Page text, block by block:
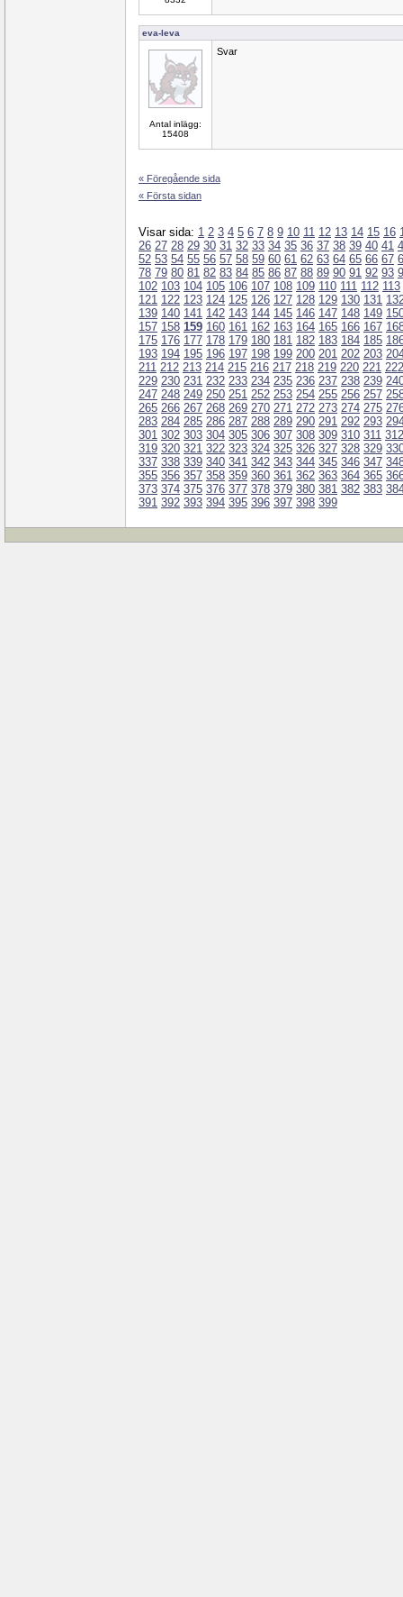
eva-leva
Antal inlägg:
15408
Svar
« Föregående sida
« Första sidan
Visar sida: 1 2 3 4 5 6 7 8 9 10 11 12 13 14 15 16
26 27 28 29 30 31 32 33 34 35 36 37 38 39 40 41
52 53 54 55 56 57 58 59 60 61 62 63 64 65 66 67
78 79 80 81 82 83 84 85 86 87 88 89 90 91 92 93
102 103 104 105 106 107 108 109 110 111 112 113
121 122 123 124 125 126 127 128 129 130 131
139 140 141 142 143 144 145 146 147 148 149
157 158 159 160 161 162 163 164 165 166 167
175 176 177 178 179 180 181 182 183 184 185
193 194 195 196 197 198 199 200 201 202 203
211 212 213 214 215 216 217 218 219 220 221 222
229 230 231 232 233 234 235 236 237 238 239
247 248 249 250 251 252 253 254 255 256 257
265 266 267 268 269 270 271 272 273 274 275
283 284 285 286 287 288 289 290 291 292 293
301 302 303 304 305 306 307 308 309 310 311 312
319 320 321 322 323 324 325 326 327 328 329
337 338 339 340 341 342 343 344 345 346 347
355 356 357 358 359 360 361 362 363 364 365
373 374 375 376 377 378 379 380 381 382 383
391 392 393 394 395 396 397 398 399